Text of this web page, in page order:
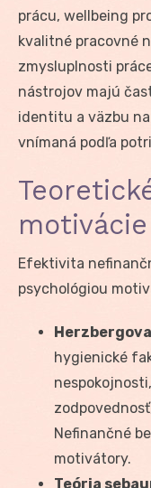
prácu, wellbeing
kvalitné pracovné
zmysluplnosti
nástrojov majú
identitu a väzbu
vnímaná podľa
motivácie
Efektivita
psychológiou
hygienické
Nefinančné
motivátory.
Teória